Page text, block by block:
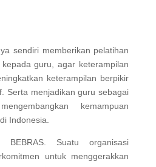
sendiri memberikan pelatihan
guru, agar keterampilan
keterampilan berpikir
Serta menjadikan guru sebagai
kemampuan
Indonesia.
BEBRAS. Suatu organisasi
untuk menggerakkan